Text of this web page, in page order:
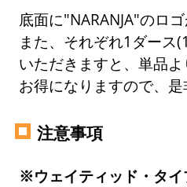
底面に"NARANJA"のロ
また、それぞれ1ダース
いただきますと、単品
お得になりますので、是
注意事項
※ウェイティッド・タ